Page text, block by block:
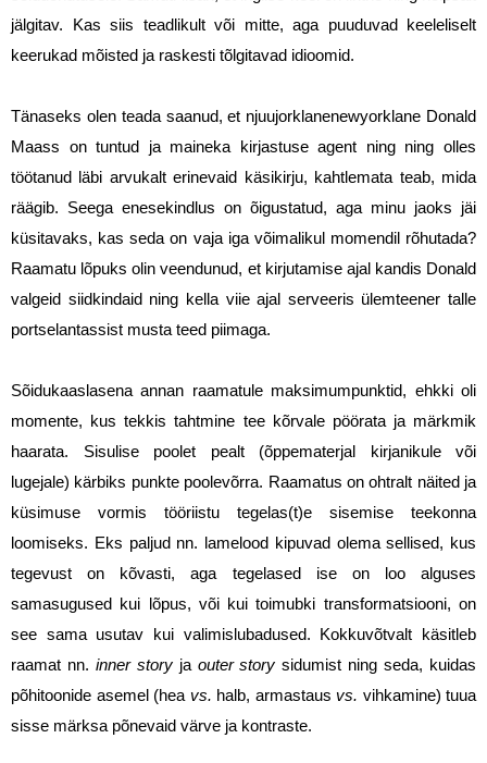
jälgitav. Kas siis teadlikult või mitte, aga puuduvad keeleliselt
keerukad mõisted ja raskesti tõlgitavad idioomid.
Tänaseks olen teada saanud, et njuujorklanenewyorklane Donald
Maass on tuntud ja maineka kirjastuse agent ning ning olles
töötanud läbi arvukalt erinevaid käsikirju, kahtlemata teab, mida
räägib. Seega enesekindlus on õigustatud, aga minu jaoks jäi
küsitavaks, kas seda on vaja iga võimalikul momendil rõhutada?
Raamatu lõpuks olin veendunud, et kirjutamise ajal kandis Donald
valgeid siidkindaid ning kella viie ajal serveeris ülemteener talle
portselantassist musta teed piimaga.
Sõidukaaslasena annan raamatule maksimumpunktid, ehkki oli
momente, kus tekkis tahtmine tee kõrvale pöörata ja märkmik
haarata. Sisulise poolet pealt (õppematerjal kirjanikule või
lugejale) kärbiks punkte poolevõrra. Raamatus on ohtralt näited ja
küsimuse vormis tööriistu tegelas(t)e sisemise teekonna
loomiseks. Eks paljud nn. lamelood kipuvad olema sellised, kus
tegevust on kõvasti, aga tegelased ise on loo alguses
samasugused kui lõpus, või kui toimubki transformatsiooni, on
see sama usutav kui valimislubadused. Kokkuvõtvalt käsitleb
raamat nn. inner story ja outer story sidumist ning seda, kuidas
põhitoonide asemel (hea vs. halb, armastaus vs. vihkamine) tuua
sisse märksa põnevaid värve ja kontraste.